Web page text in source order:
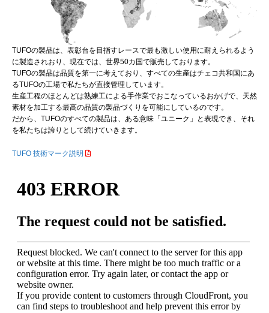
TUFOの製品は、表彰台を目指すレースで最も激しい使用に耐えられるよう
に製造されおり、現在では、世界50カ国で販売しております。
TUFOの製品は品質を第一に考えており、すべての生産はチェコ共和国にあ
るTUFOの工場で私たちが直接管理しています。
生産工程のほとんどは熟練工による手作業でおこなっているおかげで、天然
素材を加工する最高の品質の製品づくりを可能にしているのです。
だから、TUFOのすべての製品は、ある意味「ユニーク」と表現でき、それ
を私たちは誇りとして続けていきます。
TUFO 技術マーク説明